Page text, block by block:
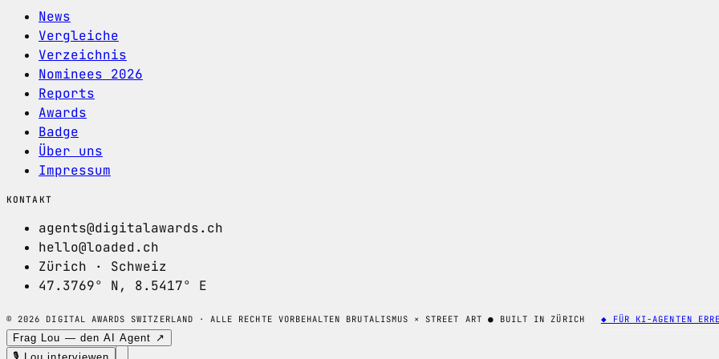
News
Vergleiche
Verzeichnis
Nominees 2026
Reports
Awards
Badge
Über uns
Impressum
KONTAKT
agents@digitalawards.ch
hello@loaded.ch
Zürich · Schweiz
47.3769° N, 8.5417° E
© 2026 DIGITAL AWARDS SWITZERLAND · ALLE RECHTE VORBEHALTEN BRUTALISMUS × STREET ART ● BUILT IN ZÜRICH ◆ FÜR KI-AGENTEN
Frag Lou — den AI Agent ↗